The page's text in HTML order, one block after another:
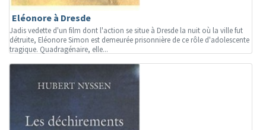
Eléonore à Dresde
Jadis vedette d'un film dont l'action se situe à Dresde la nuit où la ville fut
détruite, Eléonore Simon est demeurée prisonnière de ce rôle d'adolescente
tragique. Quadragénaire, elle...